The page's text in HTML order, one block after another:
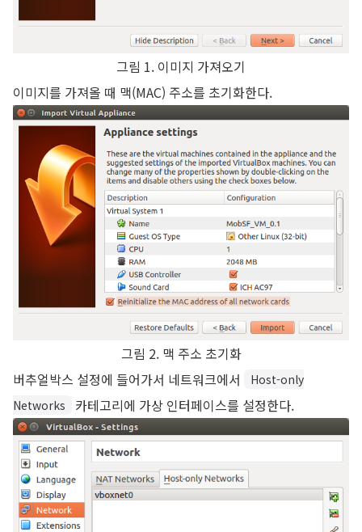
그림 1. 이미지 가져오기
이미지를 가져올 때 맥(MAC) 주소를 초기화한다.
그림 2. 맥 주소 초기화
버추얼박스 설정에 들어가서 네트워크에서
Host-only
Networks
카테고리에 가상 인터페이스를 설정한다.